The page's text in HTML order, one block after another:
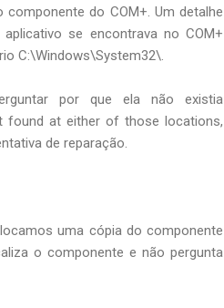
do COM+. Um detalhe
se encontrava no COM+
C:\Windows\System32\.
por que ela não existia
found at either of those locations,
de reparação.
uma cópia do componente
o componente e não pergunta